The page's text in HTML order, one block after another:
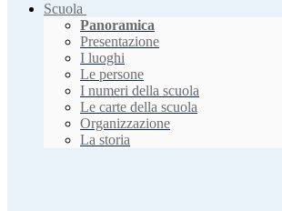
Scuola
Panoramica
Presentazione
I luoghi
Le persone
I numeri della scuola
Le carte della scuola
Organizzazione
La storia